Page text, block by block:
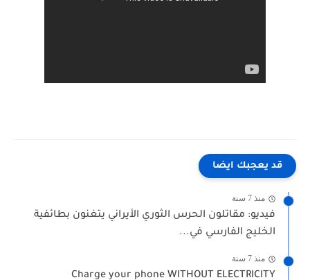
قد يعجبك ايضا
منذ 7 سنة
فيديو: مقاتلون الحرس الثوري الأيراني يتغنون بطائفية
الخليج الفارسي في...
منذ 7 سنة
Charge your phone WITHOUT ELECTRICITY